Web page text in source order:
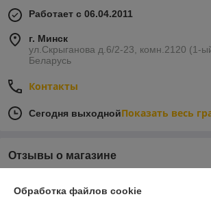
Работает с 06.04.2011
г. Минск
ул.Скрыганова д.6/2-23, комн.2120 (1-
Беларусь
Контакты
Сегодня выходнойПоказать весь
Отзывы о магазине
Обработка файлов cookie